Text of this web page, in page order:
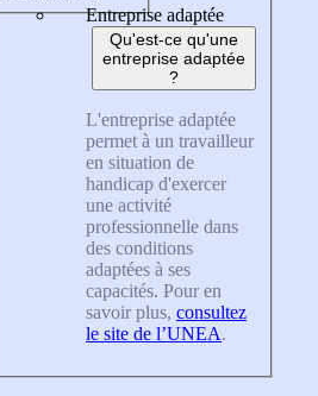
Entreprise adaptée
Qu'est-ce qu'une
entreprise adaptée
?
L'entreprise adaptée
permet à un travailleur
en situation de
handicap d'exercer
une activité
professionnelle dans
des conditions
adaptées à ses
capacités. Pour en
savoir plus, consultez
le site de l’UNEA.